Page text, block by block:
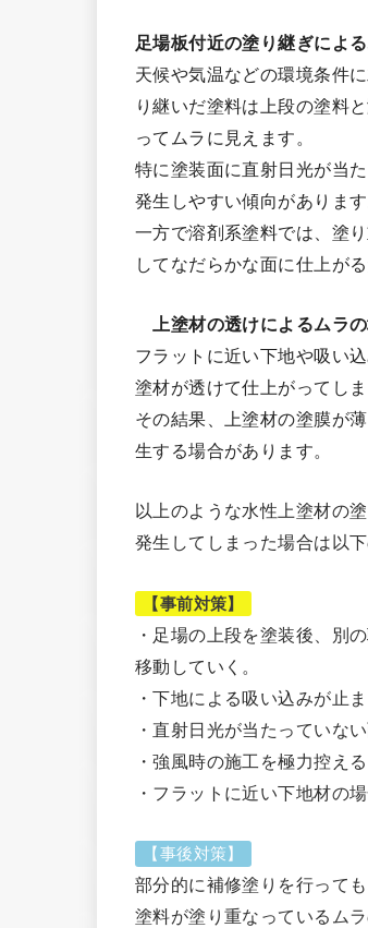
足場板付近の塗り継ぎによ
天候や気温などの環境条件
り継いだ塗料は上段の塗料
ってムラに見えます。
特に塗装面に直射日光が当
発生しやすい傾向があります
一方で溶剤系塗料では、塗
してなだらかな面に仕上が
上塗材の透けによるムラ
フラットに近い下地や吸い
塗材が透けて仕上がってし
その結果、上塗材の塗膜が
生する場合があります。
以上のような水性上塗材の
発生してしまった場合は以
【事前対策】
・足場の上段を塗装後、別
移動していく。
・下地による吸い込みが止
・直射日光が当たっていな
・強風時の施工を極力控える
・フラットに近い下地材の
【事後対策】
部分的に補修塗りを行って
塗料が塗り重なっているム